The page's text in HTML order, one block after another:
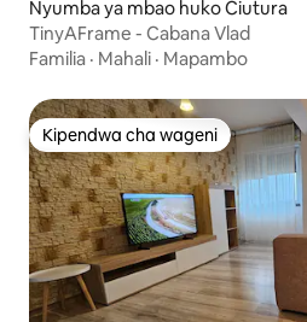
Nyumba ya mbao huko Ciutura
TinyAFrame - Cabana Vlad
Familia · Mahali · Mapambo
Kipendwa cha wageni
Kipendwa cha wageni